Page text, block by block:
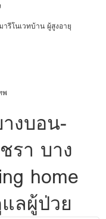
ารีโนเวทบ้าน ผู้สูงอายุ
พ
งบอน-
รา บาง
home
ลผู้ป่วย